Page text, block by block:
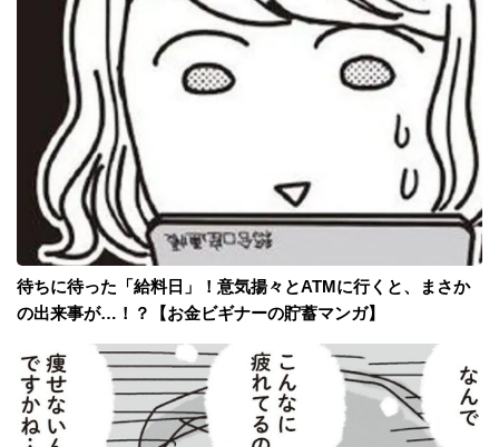
待ちに待った「給料日」！意気揚々とATMに行くと、まさか
の出来事が…！？【お金ビギナーの貯蓄マンガ】